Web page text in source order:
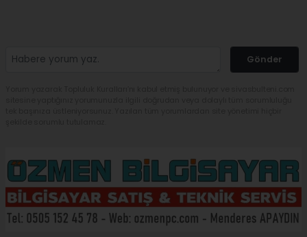
Gönder